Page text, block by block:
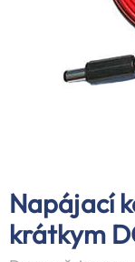
Napájací
krátkym